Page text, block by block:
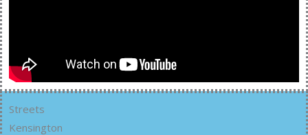
Streets
Kensington